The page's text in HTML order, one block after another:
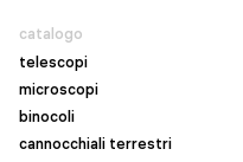
catalogo
telescopi
microscopi
binocoli
cannocchiali terrestri